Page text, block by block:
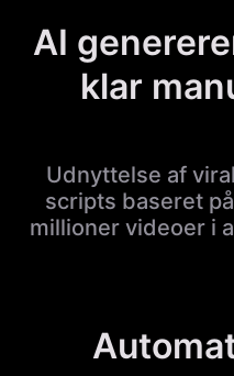
AI
klar
Udnyttelse af
scripts baseret
millioner videoer i